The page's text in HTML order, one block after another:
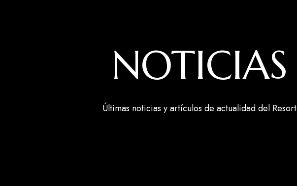
NOTICIAS
Últimas noticias y artículos de actualidad del Resort